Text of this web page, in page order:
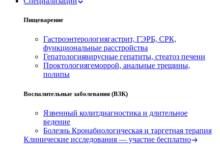
Пищеварение
Гастроэнтерологиягастрит, ГЭРБ, СРК,
функциональные расстройства
Гепатологиявирусные гепатиты, стеатоз печени
Проктологиягеморрой, анальные трещины,
полипы
Воспалительные заболевания (ВЗК)
Язвенный колитдиагностика и длительное
ведение
Болезнь Кронабиологическая и таргетная терапия
Клинические исследования — участие бесплатно